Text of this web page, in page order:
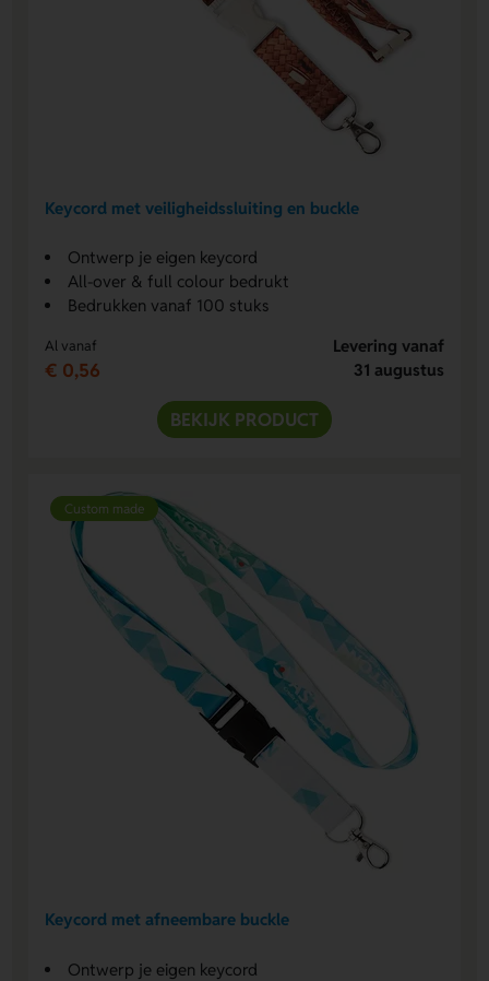
Keycord met veiligheidssluiting en buckle
Ontwerp je eigen keycord
All-over & full colour bedrukt
Bedrukken vanaf 100 stuks
Al vanaf
€ 0,56
Levering vanaf
31 augustus
BEKIJK PRODUCT
Custom made
Keycord met afneembare buckle
Ontwerp je eigen keycord